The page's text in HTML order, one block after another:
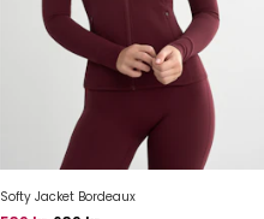
Softy Jacket Bordeaux